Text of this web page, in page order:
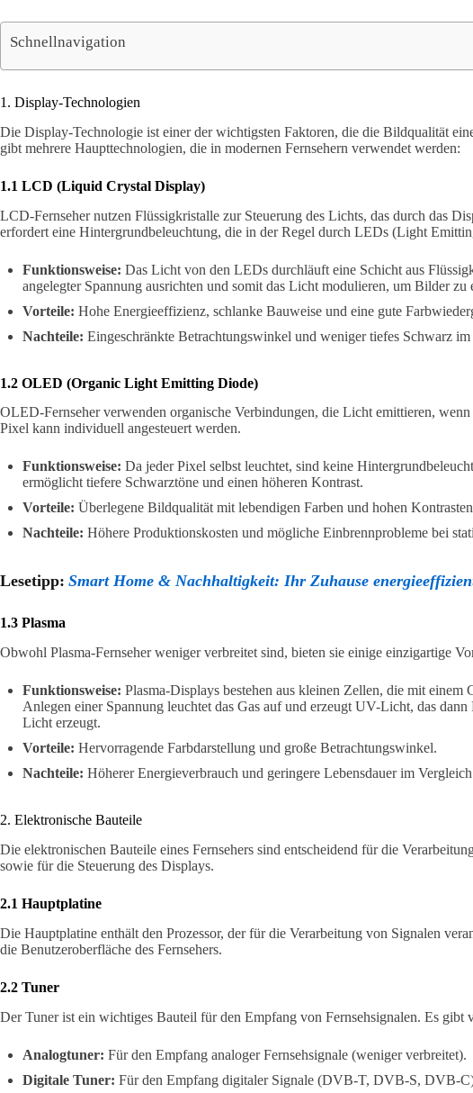
Schnellnavigation
1. Display-Technologien
Die Display-Technologie ist einer der wichtigsten Faktoren, die die Bildqualität
gibt mehrere Haupttechnologien, die in modernen Fernsehern verwendet werden:
1.1 LCD (Liquid Crystal Display)
LCD-Fernseher nutzen Flüssigkristalle zur Steuerung des Lichts, das durch das
erfordert eine Hintergrundbeleuchtung, die in der Regel durch LEDs (Light
Funktionsweise: Das Licht von den LEDs durchläuft eine Schicht aus
angelegter Spannung ausrichten und somit das Licht modulieren, um Bilder zu
Vorteile: Hohe Energieeffizienz, schlanke Bauweise und eine gute
Nachteile: Eingeschränkte Betrachtungswinkel und weniger tiefes Schwarz
1.2 OLED (Organic Light Emitting Diode)
OLED-Fernseher verwenden organische Verbindungen, die Licht emittieren,
Pixel kann individuell angesteuert werden.
Funktionsweise: Da jeder Pixel selbst leuchtet, sind keine
ermöglicht tiefere Schwarztöne und einen höheren Kontrast.
Vorteile: Überlegene Bildqualität mit lebendigen Farben und hohen
Nachteile: Höhere Produktionskosten und mögliche Einbrennprobleme bei
Lesetipp: Smart Home & Nachhaltigkeit: Ihr Zuhause
1.3 Plasma
Obwohl Plasma-Fernseher weniger verbreitet sind, bieten sie einige einzigartige
Funktionsweise: Plasma-Displays bestehen aus kleinen Zellen, die mit einem
Anlegen einer Spannung leuchtet das Gas auf und erzeugt UV-Licht, das dann
Licht erzeugt.
Vorteile: Hervorragende Farbdarstellung und große Betrachtungswinkel.
Nachteile: Höherer Energieverbrauch und geringere Lebensdauer im
2. Elektronische Bauteile
Die elektronischen Bauteile eines Fernsehers sind entscheidend für die
sowie für die Steuerung des Displays.
2.1 Hauptplatine
Die Hauptplatine enthält den Prozessor, der für die Verarbeitung von Signalen
die Benutzeroberfläche des Fernsehers.
2.2 Tuner
Der Tuner ist ein wichtiges Bauteil für den Empfang von Fernsehsignalen. Es gibt
Analogtuner: Für den Empfang analoger Fernsehsignale (weniger verbreitet).
Digitale Tuner: Für den Empfang digitaler Signale (DVB-T, DVB-S, DVB-